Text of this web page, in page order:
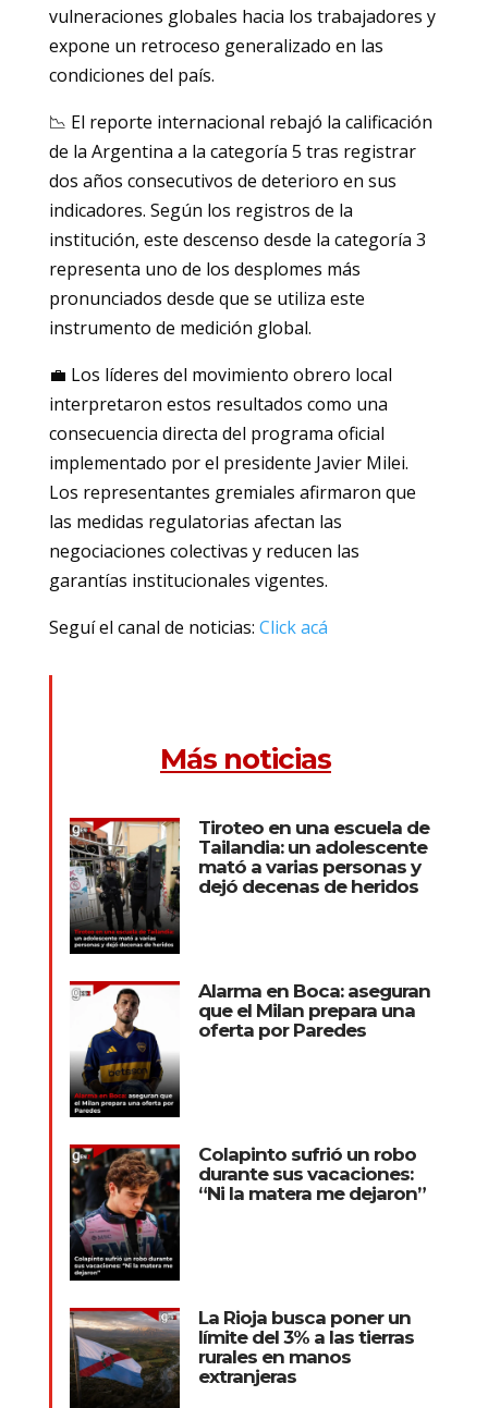
vulneraciones globales hacia los trabajadores y
expone un retroceso generalizado en las
condiciones del país.
📉 El reporte internacional rebajó la calificación
de la Argentina a la categoría 5 tras registrar
dos años consecutivos de deterioro en sus
indicadores. Según los registros de la
institución, este descenso desde la categoría 3
representa uno de los desplomes más
pronunciados desde que se utiliza este
instrumento de medición global.
💼 Los líderes del movimiento obrero local
interpretaron estos resultados como una
consecuencia directa del programa oficial
implementado por el presidente Javier Milei.
Los representantes gremiales afirmaron que
las medidas regulatorias afectan las
negociaciones colectivas y reducen las
garantías institucionales vigentes.
Seguí el canal de noticias: Click acá
Más noticias
Tiroteo en una escuela de
Tailandia: un adolescente
mató a varias personas y
dejó decenas de heridos
Alarma en Boca: aseguran
que el Milan prepara una
oferta por Paredes
Colapinto sufrió un robo
durante sus vacaciones:
“Ni la matera me dejaron”
La Rioja busca poner un
límite del 3% a las tierras
rurales en manos
extranjeras